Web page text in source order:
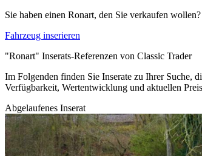
Sie haben einen Ronart, den Sie verkaufen
Fahrzeug inserieren
"Ronart" Inserats-Referenzen von Classic Trader
Im Folgenden finden Sie Inserate zu Ihrer Suche,
Verfügbarkeit, Wertentwicklung und aktuellen
Abgelaufenes Inserat